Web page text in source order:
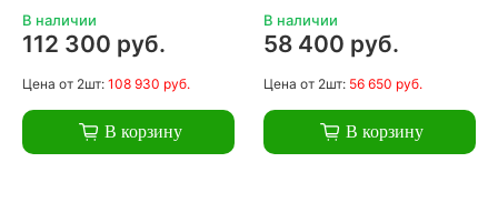
В наличии
112 300 руб.
Цена от 2шт: 108 930 руб.
В корзину
В наличии
58 400 руб.
Цена от 2шт: 56 650 руб.
В корзину